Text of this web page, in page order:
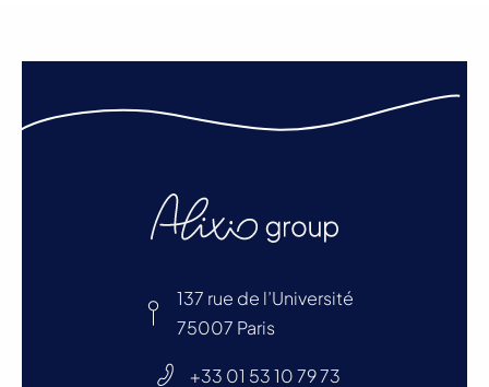
137 rue de l’Université
75007 Paris
+33 01 53 10 79 73